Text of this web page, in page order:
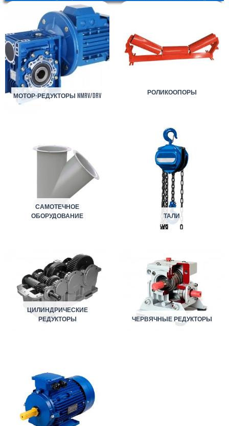
МОТОР-РЕДУКТОРЫ NMRV/DRV РОЛИКООПОРЫ
САМОТЕЧНОЕ
ОБОРУДОВАНИЕ
ТАЛИ
ЦИЛИНДРИЧЕСКИЕ
РЕДУКТОРЫ
ЧЕРВЯЧНЫЕ РЕДУКТОРЫ